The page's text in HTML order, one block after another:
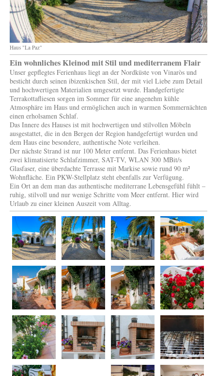
Haus "La Paz"
Ein wohnliches Kleinod mit Stil und mediterranem Flair
Unser gepflegtes Ferienhaus liegt an der Nordküste von Vinaròs und
besticht durch seinen ibizenkischen Stil, der mit viel Liebe zum Detail
und hochwertigen Materialien umgesetzt wurde. Handgefertigte
Terrakottafliesen sorgen im Sommer für eine angenehm kühle
Atmosphäre im Haus und ermöglichen auch in warmen Sommernächten
einen erholsamen Schlaf.
Das Innere des Hauses ist mit hochwertigen und stilvollen Möbeln
ausgestattet, die in den Bergen der Region handgefertigt wurden und
dem Haus eine besondere, authentische Note verleihen.
Der nächste Strand ist nur 100 Meter entfernt. Das Ferienhaus bietet
zwei klimatisierte Schlafzimmer, SAT-TV, WLAN 300 MBit/s
Glasfaser, eine überdachte Terrasse mit Markise sowie rund 90 m²
Wohnfläche. Ein PKW-Stellplatz steht ebenfalls zur Verfügung.
Ein Ort an dem man das authentische mediterrane Lebensgefühl fühlt –
ruhig, stilvoll und nur wenige Schritte vom Meer entfernt. Hier wird
Urlaub zu einer kleinen Auszeit vom Alltag.